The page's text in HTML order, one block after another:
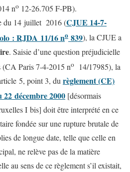
no 12-26.705 F-PB).
du 14 juillet 2016 (CJUE 14-7-
: RJDA 11/16 no 839), la CJUE a
. Saisie d’une question préjudicielle
(CA Paris 7-4-2015 no 14/17985), la
5, point 3, du règlement (CE)
22 décembre 2000 [désormais
I bis] doit être interprété en ce
fondée sur une rupture brutale de
de longue date, telle que celle en
ne relève pas de la matière
au sens de ce règlement s’il existait,